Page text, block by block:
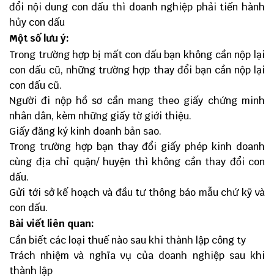
đổi nội dung con dấu thì doanh nghiệp phải tiến hành
hủy con dấu
Một số lưu ý:
Trong trường hợp bị mất con dấu bạn không cần nộp lại
con dấu cũ, những trường hợp thay đổi bạn cần nộp lại
con dấu cũ.
Người đi nộp hồ sơ cần mang theo giấy chứng minh
nhân dân, kèm những giấy tờ giới thiệu.
Giấy đăng ký kinh doanh bản sao.
Trong trường hợp bạn thay đổi giấy phép kinh doanh
cùng địa chỉ quận/ huyện thì không cần thay đổi con
dấu.
Gửi tới sở kế hoạch và đầu tư thông báo mẫu chứ kỹ và
con dấu.
Bài viết liên quan:
Cần biết các loại thuế nào sau khi thành lập công ty
Trách nhiệm và nghĩa vụ của doanh nghiệp sau khi
thành lập